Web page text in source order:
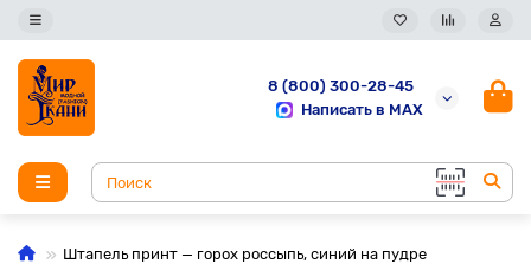
8 (800) 300-28-45
Написать в MAX
Штапель принт — горох россыпь, синий на пудре